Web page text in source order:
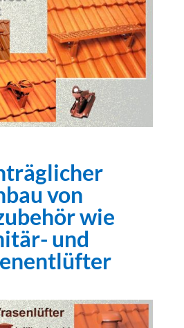
von
wie
und